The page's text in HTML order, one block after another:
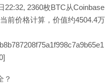
22:32, 2360枚BTC从Coinbase
前价格计算，价值约4504.4万
？